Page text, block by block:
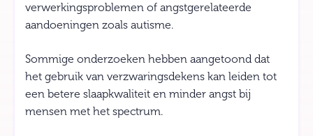
verwerkingsproblemen of angstgerelateerde
aandoeningen zoals autisme.
Sommige onderzoeken hebben aangetoond dat
het gebruik van verzwaringsdekens kan leiden tot
een betere slaapkwaliteit en minder angst bij
mensen met het spectrum.